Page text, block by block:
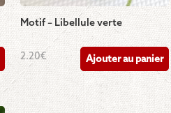
Motif – Libellule verte
2.20€ Ajouter au panier